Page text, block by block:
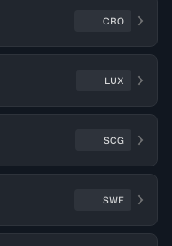
CRO
LUX
SCG
SWE